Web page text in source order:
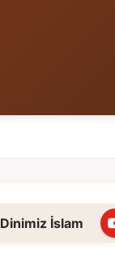
Dinimiz İslam